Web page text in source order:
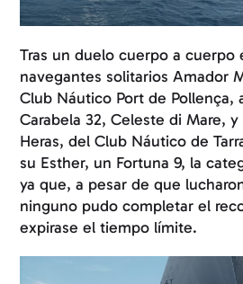
Tras un duelo cuerpo a cuerpo
navegantes solitarios Amador
Club Náutico Port de Pollença,
Carabela 32, Celeste di Mare,
Heras, del Club Náutico de
su Esther, un Fortuna 9, la
ya que, a pesar de que
ninguno pudo completar el
expirase el tiempo límite.